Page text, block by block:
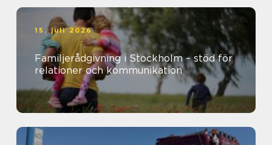
15. juli 2026
Familjerådgivning i Stockholm – stöd för
relationer och kommunikation